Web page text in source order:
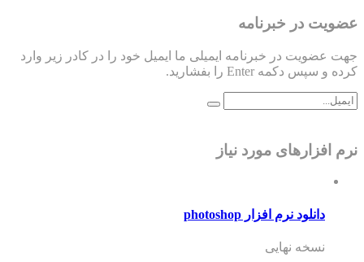
عضویت در خبرنامه
جهت عضویت در خبرنامه ایمیلی ما ایمیل خود را در کادر زیر وارد
کرده و سپس دکمه Enter را بفشارید.
نرم افزارهای مورد نیاز
دانلود نرم افزار photoshop
نسخه نهایی